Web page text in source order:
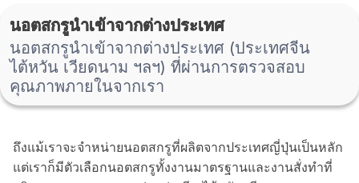
นอตสกรูนำเข้าจากต่างประเทศ
นอตสกรูนำเข้าจากต่างประเทศ (ประเทศจีน
ไต้หวัน เวียดนาม ฯลฯ) ที่ผ่านการตรวจสอบ
คุณภาพภายในจากเรา
ถึงแม้เราจะจำหน่ายนอตสกรูที่ผลิตจากประเทศญี่ปุ่นเป็นหลัก
แต่เราก็มีตัวเลือกนอตสกรูทั้งงานมาตรฐานและงานสั่งทำที่